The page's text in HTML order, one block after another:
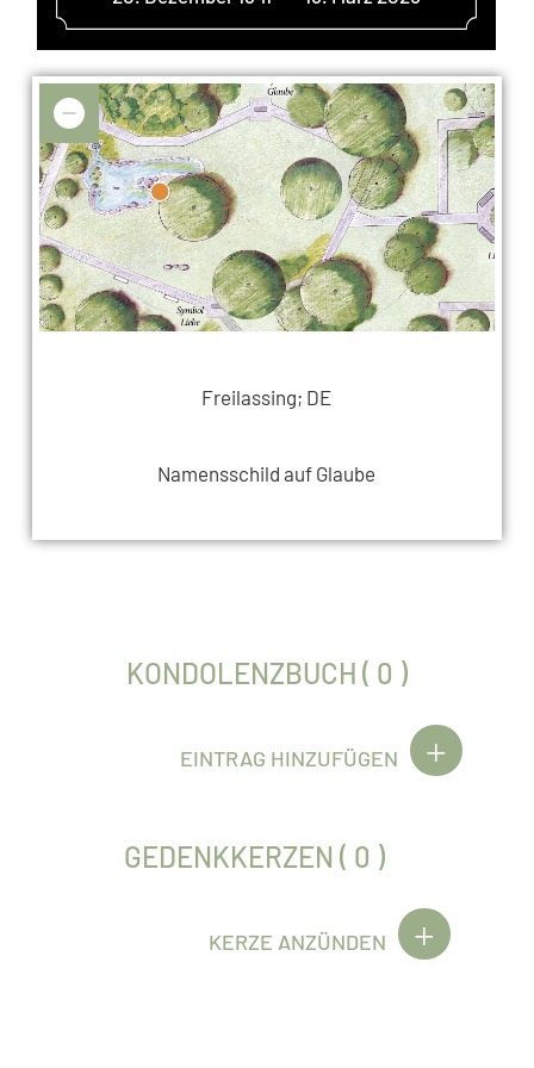
Freilassing; DE
Namensschild auf Glaube
KONDOLENZBUCH ( 0 )
EINTRAG HINZUFÜGEN
GEDENKKERZEN ( 0 )
KERZE ANZÜNDEN